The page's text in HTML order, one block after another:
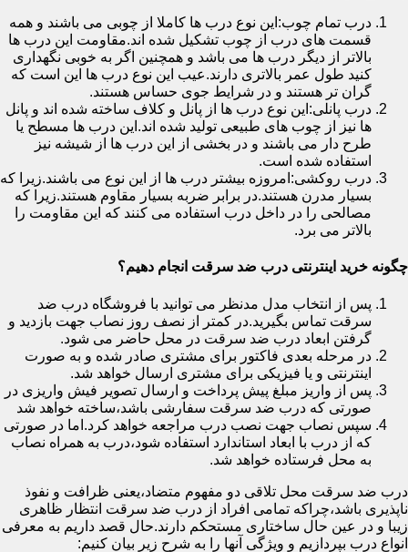
درب تمام چوب:این نوع درب ها کاملا از چوبی می باشند و همه
قسمت های درب از چوب تشکیل شده اند.مقاومت این درب ها
بالاتر از دیگر درب ها می باشد و همچنین اگر به خوبی نگهداری
کنید طول عمر بالاتری دارند.عیب این نوع درب ها این است که
گران تر هستند و در شرایط جوی حساس هستند.
درب پانلی:این نوع درب ها از پانل و کلاف ساخته شده اند و پانل
ها نیز از چوب های طبیعی تولید شده اند.این درب ها مسطح یا
طرح دار می باشند و در بخشی از این درب ها از شیشه نیز
استفاده شده است.
درب روکشی:امروزه بیشتر درب ها از این نوع می باشند.زیرا که
بسیار مدرن هستند.در برابر ضربه بسیار مقاوم هستند.زیرا که
مصالحی را در داخل درب استفاده می کنند که این مقاومت را
بالاتر می برد.
چگونه خرید اینترنتی درب ضد سرقت انجام دهیم؟
پس از انتخاب مدل مدنظر می توانید با فروشگاه درب ضد
سرقت تماس بگیرید.در کمتر از نصف روز نصاب جهت بازدید و
گرفتن ابعاد درب ضد سرقت در محل حاضر می شود.
در مرحله بعدی فاکتور برای مشتری صادر شده و به صورت
اینترنتی و یا فیزیکی برای مشتری ارسال خواهد شد.
پس از واریز مبلغ پیش پرداخت و ارسال تصویر فیش واریزی در
صورتی که درب ضد سرقت سفارشی باشد،ساخته خواهد شد
سپس نصاب جهت نصب درب مراجعه خواهد کرد.اما در صورتی
که از درب با ابعاد استاندارد استفاده شود،درب به همراه نصاب
به محل فرستاده خواهد شد.
درب ضد سرقت محل تلاقی دو مفهوم متضاد،یعنی ظرافت و نفوذ
ناپذیری باشد،چراکه تمامی افراد از درب ضد سرقت انتظار ظاهری
زیبا و در عین حال ساختاری مستحکم دارند.حال قصد داریم به معرفی
انواع درب بپردازیم و ویژگی آنها را به شرح زیر بیان کنیم: